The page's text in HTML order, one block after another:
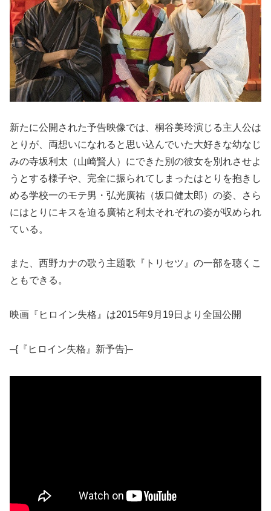
新たに公開された予告映像では、桐谷美玲演じる主人公は
とりが、両想いになれると思い込んでいた大好きな幼なじ
みの寺坂利太（山崎賢人）にできた別の彼女を別れさせよ
うとする様子や、完全に振られてしまったはとりを抱きし
める学校一のモテ男・弘光廣祐（坂口健太郎）の姿、さら
にはとりにキスを迫る廣祐と利太それぞれの姿が収められ
ている。
また、西野カナの歌う主題歌『トリセツ』の一部を聴くこ
ともできる。
映画『ヒロイン失格』は2015年9月19日より全国公開
–{『ヒロイン失格』新予告}–